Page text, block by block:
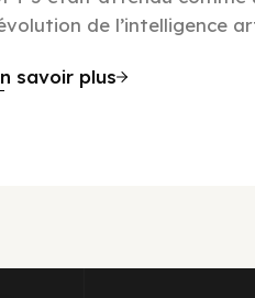
de l’intelligence
savoir plus